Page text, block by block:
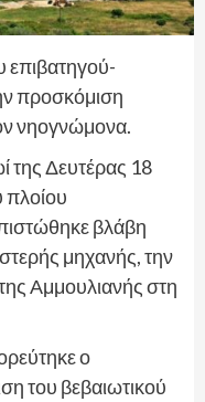
προσκόμιση
νηογνώμονα.
της Δευτέρας 18
πλοίου
βλάβη
μηχανής, την
Αμμουλιανής στη
ο
του βεβαιωτικού